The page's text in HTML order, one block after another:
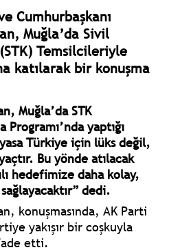
Cumhurbaşkanı
Muğla’da Sivil
Temsilcileriyle
katılarak bir konuşma
Muğla’da STK
yaptığı
Türkiye için lüks değil,
Bu yönde atılacak
hedefimize daha kolay,
sağlayacaktır” dedi.
konuşmasında, AK Parti
yakışır bir coşkuyla
etti.